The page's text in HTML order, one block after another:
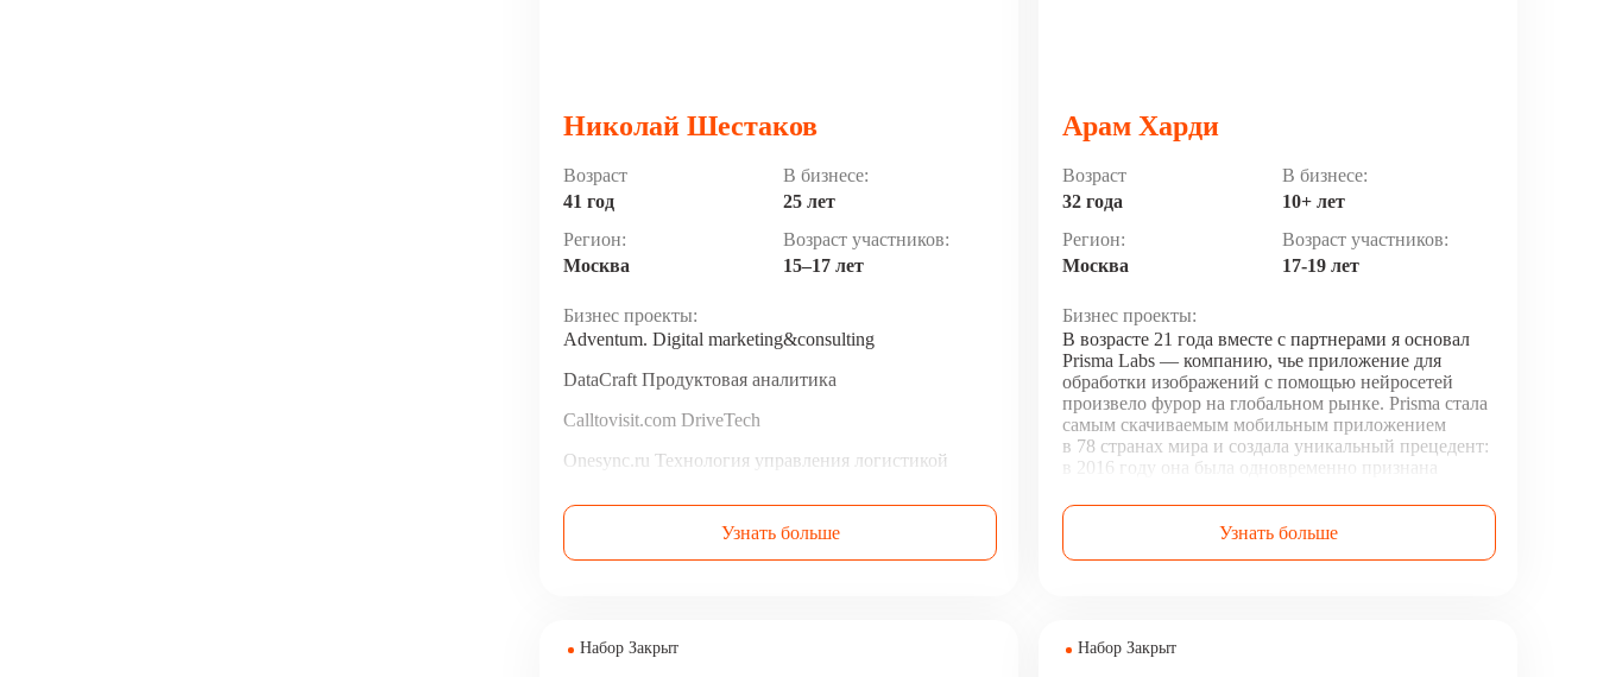
Николай Шестаков
Возраст
41 год
В бизнесе:
25 лет
Регион:
Москва
Возраст участников:
15–17 лет
Бизнес проекты:
Adventum. Digital marketing&consulting
DataCraft Продуктовая аналитика
Calltovisit.com DriveTech
Onesync.ru Технология управления логистикой
YouDo.com Маркетплейс услуг
Caremybaby.ru Платформа дошкольного обучения
Узнать больше
Арам Харди
Возраст
32 года
В бизнесе:
10+ лет
Регион:
Москва
Возраст участников:
17-19 лет
Бизнес проекты:
В возрасте 21 года вместе с партнерами я основал
Prisma Labs — компанию, чье приложение для
обработки изображений с помощью нейросетей
произвело фурор на глобальном рынке. Prisma стала
самым скачиваемым мобильным приложением
в 78 странах мира и создала уникальный прецедент:
в 2016 году она была одновременно признана
Play. А годом позже Fast Company включила Prisma
Labs в список самых инновационных компаний
в мире в области ИИ наряду с Google и IBM.
маркетинг, развитие технологических стартапов
на основе искусственного интеллекта.
Узнать больше
Набор Закрыт Набор Закрыт